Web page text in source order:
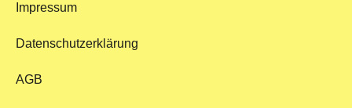
Impressum
Datenschutzerklärung
AGB